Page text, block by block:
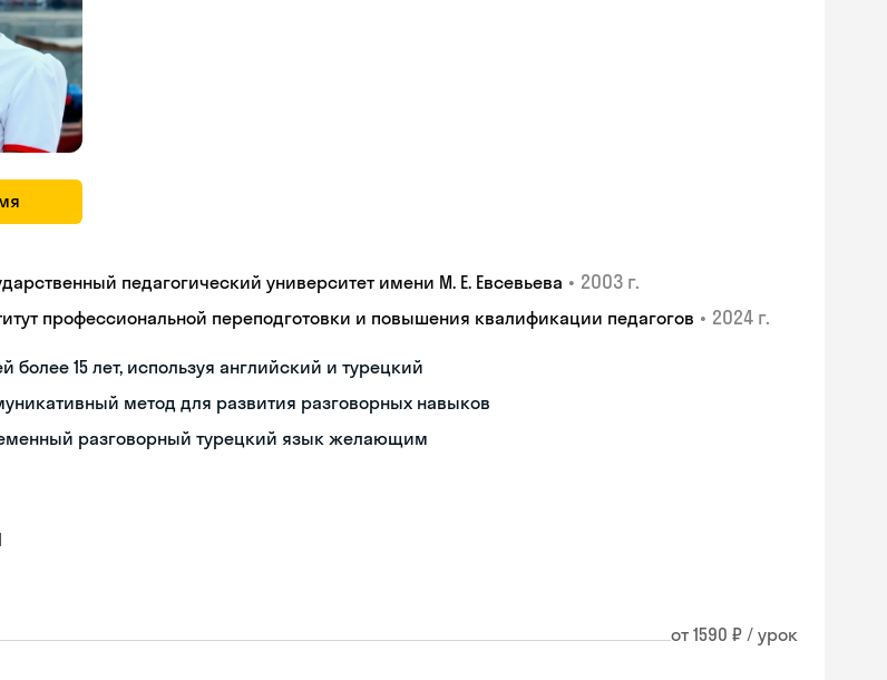
педагогический университет имени М. Е. Евсевьева • 2003 г.
профессиональной переподготовки и повышения квалификации педагогов • 2024 г.
более 15 лет, используя английский и турецкий
метод для развития разговорных навыков
разговорный турецкий язык желающим
от 1590 ₽ / урок